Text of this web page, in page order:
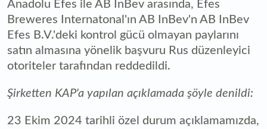
Anadolu Efes ile AB InBev arasında, Efes
Breweres Internatonal'ın AB InBev'n AB InBev
Efes B.V.'deki kontrol gücü olmayan paylarını
satın almasına yönelik başvuru Rus düzenleyici
otoriteler tarafından reddedildi.
Şirketten KAP'a yapılan açıklamada şöyle denildi:
23 Ekim 2024 tarihli özel durum açıklamamızda,